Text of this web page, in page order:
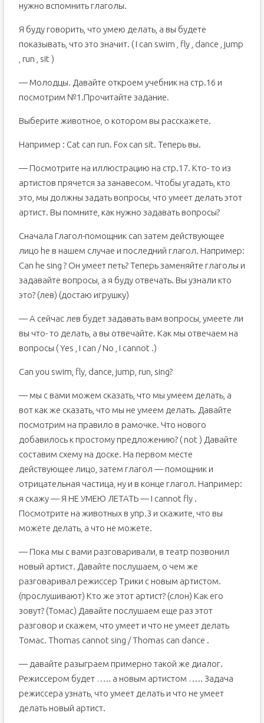
нужно вспомнить глаголы.
Я буду говорить, что умею делать, а вы будете
показывать, что это значит. ( I can swim , fly , dance , jump
, run , sit )
— Молодцы. Давайте откроем учебник на стр.16 и
посмотрим №1.Прочитайте задание.
Выберите животное, о котором вы расскажете.
Например : Cat can run. Fox can sit. Теперь вы.
— Посмотрите на иллюстрацию на стр.17. Кто- то из
артистов прячется за занавесом. Чтобы угадать, кто
это, мы должны задать вопросы, что умеет делать этот
артист. Вы помните, как нужно задавать вопросы?
Сначала Глагол-помощник can затем действующее
лицо he в нашем случае и последний глагол. Например:
Can he sing ? Он умеет петь? Теперь заменяйте глаголы и
задавайте вопросы, а я буду отвечать. Вы узнали кто
это? (лев) (достаю игрушку)
— А сейчас лев будет задавать вам вопросы, умеете ли
вы что- то делать, а вы отвечайте. Как мы отвечаем на
вопросы ( Yes , I can / No , I cannot .)
Can you swim, fly, dance, jump, run, sing?
— мы с вами можем сказать, что мы умеем делать, а
вот как же сказать, что мы не умеем делать. Давайте
посмотрим на правило в рамочке. Что нового
добавилось к простому предложению? ( not ) Давайте
составим схему на доске. На первом месте
действующее лицо, затем глагол — помощник и
отрицательная частица, ну и в конце глагол. Например:
я скажу — Я НЕ УМЕЮ ЛЕТАТЬ — I cannot fly .
Посмотрите на животных в упр.3 и скажите, что вы
можете делать, а что не можете.
— Пока мы с вами разговаривали, в театр позвонил
новый артист. Давайте послушаем, о чем же
разговаривал режиссер Трики с новым артистом.
(прослушивают) Кто же этот артист? (слон) Как его
зовут? (Томас) Давайте послушаем еще раз этот
разговор и скажем, что умеет и что не умеет делать
Томас. Thomas cannot sing / Thomas can dance .
— давайте разыграем примерно такой же диалог.
Режиссером будет ….. а новым артистом ….. Задача
режиссера узнать, что умеет делать и что не умеет
делать новый артист.